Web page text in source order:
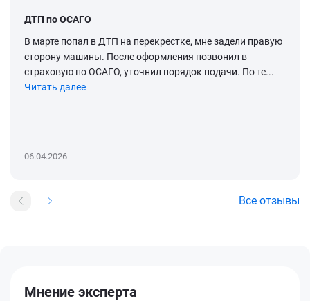
ДТП по ОСАГО
В марте попал в ДТП на перекрестке, мне задели правую
сторону машины. После оформления позвонил в
страховую по ОСАГО, уточнил порядок подачи. По те...
Читать далее
06.04.2026
Все отзывы
Мнение эксперта